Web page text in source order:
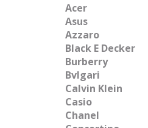
Acer
Asus
Azzaro
Black E Decker
Burberry
Bvlgari
Calvin Klein
Casio
Chanel